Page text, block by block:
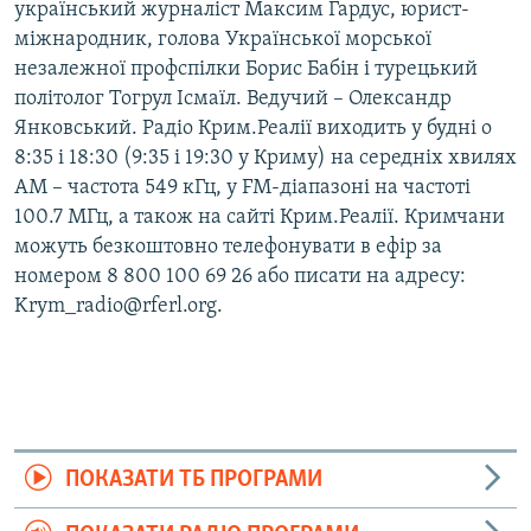
український журналіст Максим Гардус, юрист-
міжнародник, голова Української морської
незалежної профспілки Борис Бабін і турецький
політолог Тогрул Ісмаїл. Ведучий – Олександр
Янковський. Радіо Крим.Реалії виходить у будні о
8:35 і 18:30 (9:35 і 19:30 у Криму) на середніх хвилях
АМ – частота 549 кГц, у FM-діапазоні на частоті
100.7 МГц, а також на сайті Крим.Реалії. Кримчани
можуть безкоштовно телефонувати в ефір за
номером 8 800 100 69 26 або писати на адресу:
Krym_radio@rferl.org.
ПОКАЗАТИ ТБ ПРОГРАМИ